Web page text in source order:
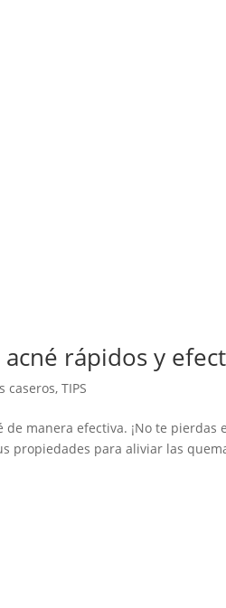
rápidos y
caseros,TIPS
manera efectiva. ¡No te pierdas
propiedades para aliviar las